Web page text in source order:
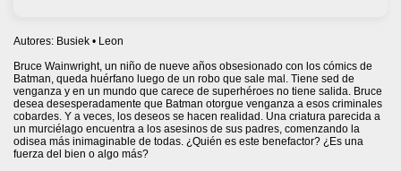
Autores: Busiek • Leon
Bruce Wainwright, un niño de nueve años obsesionado con los cómics de
Batman, queda huérfano luego de un robo que sale mal. Tiene sed de
venganza y en un mundo que carece de superhéroes no tiene salida. Bruce
desea desesperadamente que Batman otorgue venganza a esos criminales
cobardes. Y a veces, los deseos se hacen realidad. Una criatura parecida a
un murciélago encuentra a los asesinos de sus padres, comenzando la
odisea más inimaginable de todas. ¿Quién es este benefactor? ¿Es una
fuerza del bien o algo más?